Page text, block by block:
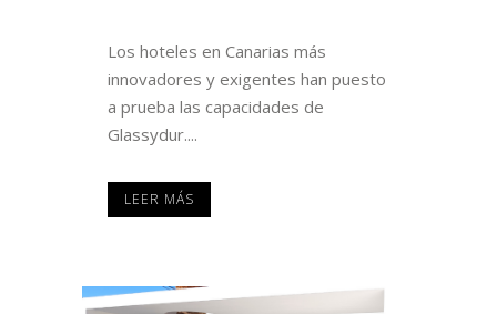
Los hoteles en Canarias más
innovadores y exigentes han puesto
a prueba las capacidades de
Glassydur....
LEER MÁS